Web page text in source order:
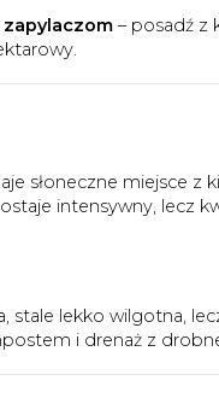
zapylaczom – posadź z
słoneczne miejsce z
intensywny, lecz
stale lekko wilgotna,
i drenaż z